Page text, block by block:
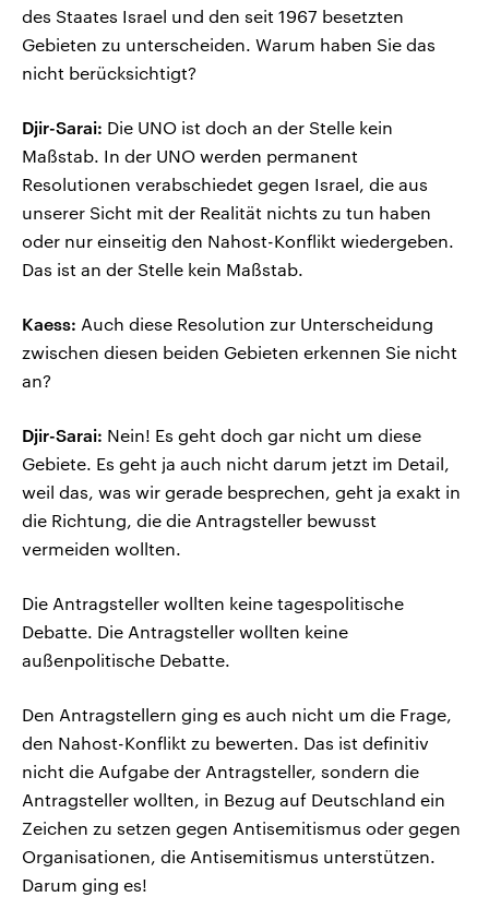
des Staates Israel und den seit 1967 besetzten
Gebieten zu unterscheiden. Warum haben Sie das
nicht berücksichtigt?
Djir-Sarai: Die UNO ist doch an der Stelle kein
Maßstab. In der UNO werden permanent
Resolutionen verabschiedet gegen Israel, die aus
unserer Sicht mit der Realität nichts zu tun haben
oder nur einseitig den Nahost-Konflikt wiedergeben.
Das ist an der Stelle kein Maßstab.
Kaess: Auch diese Resolution zur Unterscheidung
zwischen diesen beiden Gebieten erkennen Sie nicht
an?
Djir-Sarai: Nein! Es geht doch gar nicht um diese
Gebiete. Es geht ja auch nicht darum jetzt im Detail,
weil das, was wir gerade besprechen, geht ja exakt in
die Richtung, die die Antragsteller bewusst
vermeiden wollten.
Die Antragsteller wollten keine tagespolitische
Debatte. Die Antragsteller wollten keine
außenpolitische Debatte.
Den Antragstellern ging es auch nicht um die Frage,
den Nahost-Konflikt zu bewerten. Das ist definitiv
nicht die Aufgabe der Antragsteller, sondern die
Antragsteller wollten, in Bezug auf Deutschland ein
Zeichen zu setzen gegen Antisemitismus oder gegen
Organisationen, die Antisemitismus unterstützen.
Darum ging es!